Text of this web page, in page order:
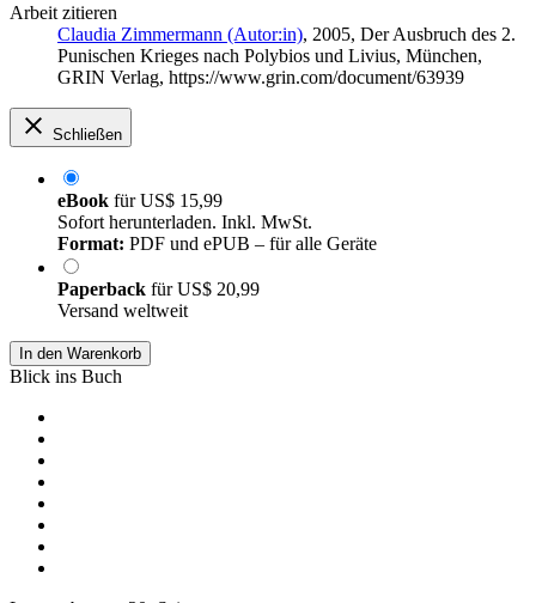
Arbeit zitieren
Claudia Zimmermann (Autor:in), 2005, Der Ausbruch des 2.
Punischen Krieges nach Polybios und Livius, München,
GRIN Verlag, https://www.grin.com/document/63939
Schließen
eBook fürUS$ 15,99
Sofort herunterladen. Inkl. MwSt.
Format: PDF und ePUB – für alle Geräte
Paperback fürUS$ 20,99
Versand weltweit
In den Warenkorb
Blick ins Buch